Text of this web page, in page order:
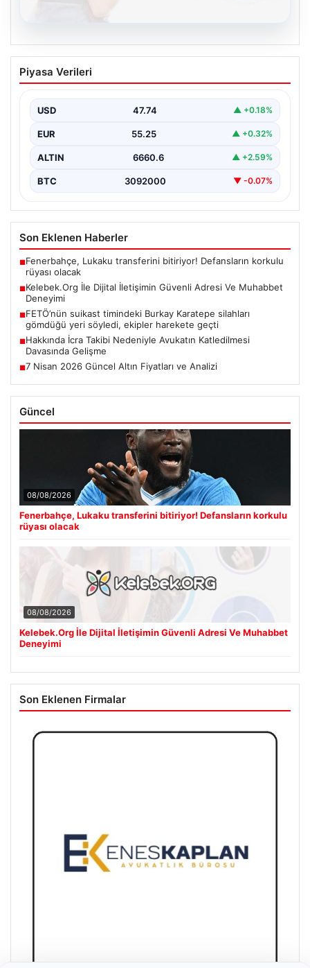
Kelebek.Org İle Dijital İletişimin Güvenli
Adresi Ve Muhabbet Deneyimi
oluşturması ciddi bir hassasiyet barındırmaktadır.
Günümüzde birçok…
Piyasa Verileri
USD 47.74 ▲ +0.18%
EUR 55.25 ▲ +0.32%
ALTIN 6660.6 ▲ +2.59%
BTC 3092000 ▼ -0.07%
Son Eklenen Haberler
■Fenerbahçe, Lukaku transferini bitiriyor! Defansların korkulu
rüyası olacak
■Kelebek.Org İle Dijital İletişimin Güvenli Adresi Ve Muhabbet
Deneyimi
■FETÖ’nün suikast timindeki Burkay Karatepe silahları
gömdüğü yeri söyledi, ekipler harekete geçti
■Hakkında İcra Takibi Nedeniyle Avukatın Katledilmesi
Davasında Gelişme
■7 Nisan 2026 Güncel Altın Fiyatları ve Analizi
Güncel
08/08/2026
Fenerbahçe, Lukaku transferini bitiriyor! Defansların korkulu
rüyası olacak
08/08/2026
Kelebek.Org İle Dijital İletişimin Güvenli Adresi Ve Muhabbet
Deneyimi
Son Eklenen Firmalar